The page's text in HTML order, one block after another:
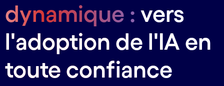
dynamique : vers
l'adoption de l'IA en
toute confiance